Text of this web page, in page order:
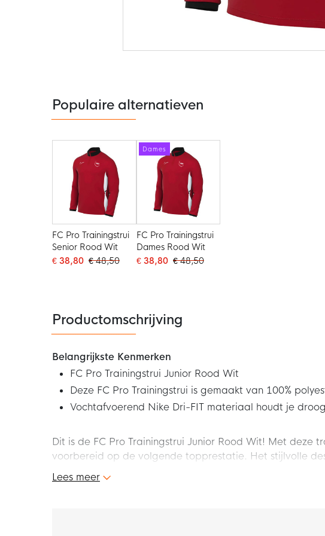
de
afbeeldingen-
gallerij
Populaire alternatieven
FC Pro Trainingstrui
Senior Rood Wit
€ 38,80 € 48,50
Dames
FC Pro Trainingstrui
Dames Rood Wit
€ 38,80 € 48,50
Productomschrijving
Belangrijkste Kenmerken
FC Pro Trainingstrui Junior Rood Wit
Deze FC Pro Trainingstrui is gemaakt van 100%
Vochtafvoerend Nike Dri-FIT materiaal houdt je
Dit is de FC Pro Trainingstrui Junior Rood Wit! Met deze
voorbereid op de volgende topprestatie. Het stijlvolle
zorgt ervoor dat je ready bent voor alles wat komen
Pro Trainingstrui Junior!
Lees meer